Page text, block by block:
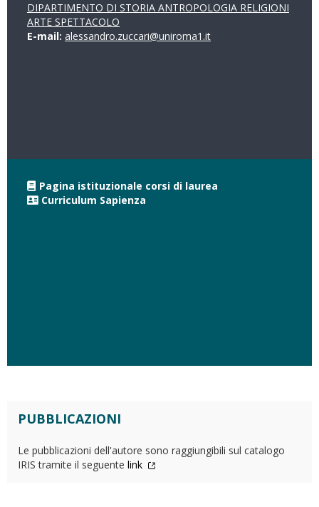
DIPARTIMENTO DI STORIA ANTROPOLOGIA RELIGIONI
ARTE SPETTACOLO
E-mail: alessandro.zuccari@uniroma1.it
Pagina istituzionale corsi di laurea
Curriculum Sapienza
PUBBLICAZIONI
Le pubblicazioni dell'autore sono raggiungibili sul catalogo
IRIS tramite il seguente link